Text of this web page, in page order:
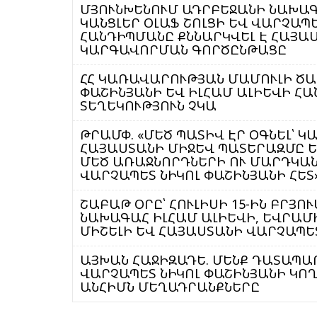
ՄՅՈՒՆԽԵՆՈՒՄ ԱԴՐԲԵՋԱՆԻ
ԿԱՆՑԼԵՐ ՕԼԱՖ ՇՈԼՑԻ ԵՎ
ՀԱՆԴԻՊՄԱՆԸ ՔՆՆԱՐԿՎԵԼ Է
ԿԱՐԳԱՎՈՐՄԱՆ ԳՈՐԾԸՆԹԱՑԸ
ՀՀ ԿԱՌԱՎԱՐՈՒԹՅԱՆ ՄԱՄՈՒԼԻ
ՓԱՇԻՆՅԱՆԻ ԵՎ ԻԼՀԱՄ ԱԼԻԵՎԻ
ՏԵՂԵԿՈՒԹՅՈՒՆ ՉԿԱ
ԹՐԱՄՓ. «ՄԵԾ ՊԱՏԻՎ ԷՐ ՕԳՆԵԼ՝
ՀԱՅԱՍՏԱՆԻ ՄԻՋԵՎ ՊԱՏԵՐԱԶՄԸ
ՄԵԾ ԱՌԱՋՆՈՐԴՆԵՐԻ ՈՒ
ՎԱՐՉԱՊԵՏ ՆԻԿՈԼ ՓԱՇԻՆՅԱՆԻ
ՇԱԲԱԹ ՕՐԸ՝ ՀՈՒԼԻՍԻ 15-ԻՆ
ՆԱԽԱԳԱՀ ԻԼՀԱՄ ԱԼԻԵՎԻ,
ՄԻՇԵԼԻ ԵՎ ՀԱՅԱՍՏԱՆԻ
ԱՅԽԱՆ ՀԱՋԻԶԱԴԵ. ՄԵՆՔ
ՎԱՐՉԱՊԵՏ ՆԻԿՈԼ ՓԱՇԻՆՅԱՆԻ
ԱՆՀԻՄՆ ՄԵՂԱԴՐԱՆՔՆԵՐԸ